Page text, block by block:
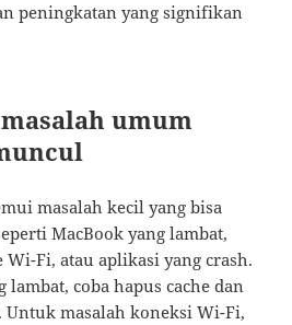
peningkatan yang signifikan
umum
masalah kecil yang bisa
MacBook yang lambat,
Wi-Fi, atau aplikasi yang crash.
lambat, coba hapus cache dan
masalah koneksi Wi-Fi,